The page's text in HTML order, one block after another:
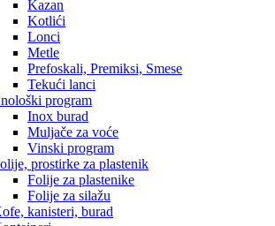
Kazan
Kotlići
Lonci
Metle
Prefoskali, Premiksi, Smese
Tekući lanci
program
Inox burad
Muljače za voće
Vinski program
prostirke za plastenik
Folije za plastenike
Folije za silažu
kanisteri, burad